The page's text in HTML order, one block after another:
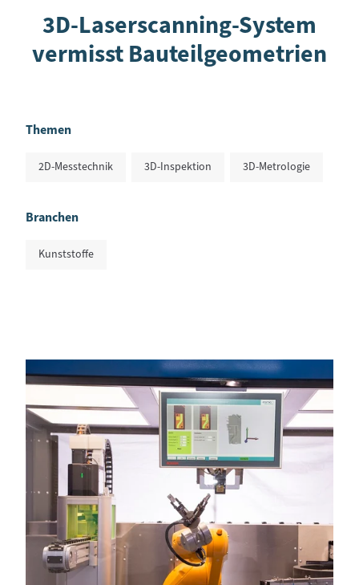
3D-Laserscanning-System
vermisst Bauteilgeometrien
Themen
2D-Messtechnik 3D-Inspektion 3D-Metrologie
Branchen
Kunststoffe